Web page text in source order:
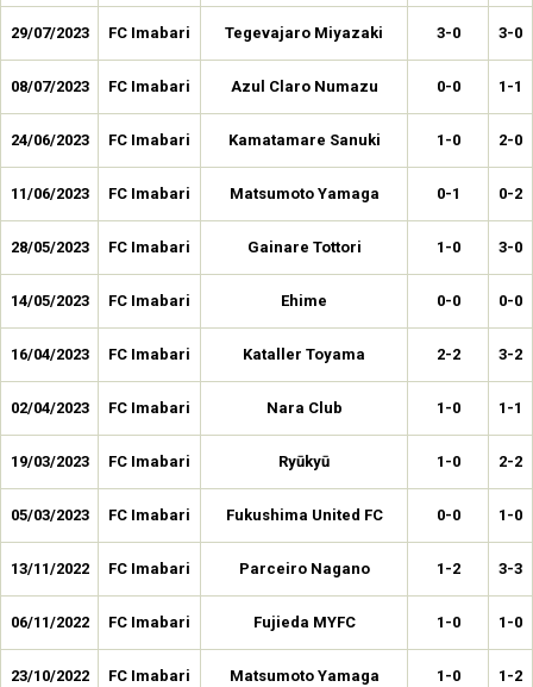
29/07/2023 FC Imabari Tegevajaro Miyazaki 3-0 3-0
08/07/2023 FC Imabari Azul Claro Numazu 0-0 1-1
24/06/2023 FC Imabari Kamatamare Sanuki 1-0 2-0
11/06/2023 FC Imabari Matsumoto Yamaga 0-1 0-2
28/05/2023 FC Imabari Gainare Tottori 1-0 3-0
14/05/2023 FC Imabari Ehime 0-0 0-0
16/04/2023 FC Imabari Kataller Toyama 2-2 3-2
02/04/2023 FC Imabari Nara Club 1-0 1-1
19/03/2023 FC Imabari Ryūkyū 1-0 2-2
05/03/2023 FC Imabari Fukushima United FC 0-0 1-0
13/11/2022 FC Imabari Parceiro Nagano 1-2 3-3
06/11/2022 FC Imabari Fujieda MYFC 1-0 1-0
23/10/2022 FC Imabari Matsumoto Yamaga 1-0 1-2